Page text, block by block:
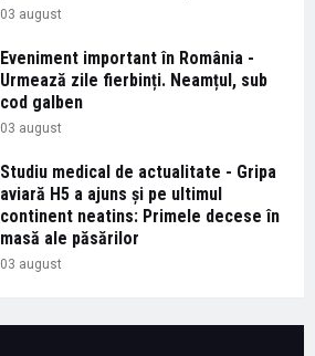
03 august
Eveniment important în România -
Urmează zile fierbinți. Neamțul, sub
cod galben
03 august
Studiu medical de actualitate - Gripa
aviară H5 a ajuns și pe ultimul
continent neatins: Primele decese în
masă ale păsărilor
03 august